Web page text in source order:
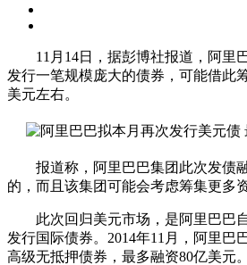
11月14日，据彭博社报道，阿里
发行一笔规模庞大的债券，可能借此
美元左右。
报道称，阿里巴巴集团此次发债
的，而且该集团可能会考虑筹集更多资
此次回归美元市场，是阿里巴巴自
发行国际债券。2014年11月，阿里巴
高级无抵押债券，最多融资80亿美元